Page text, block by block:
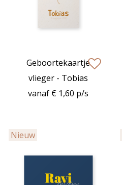
Geboortekaartje
vlieger - Tobias
vanaf € 1,60 p/s
Nieuw